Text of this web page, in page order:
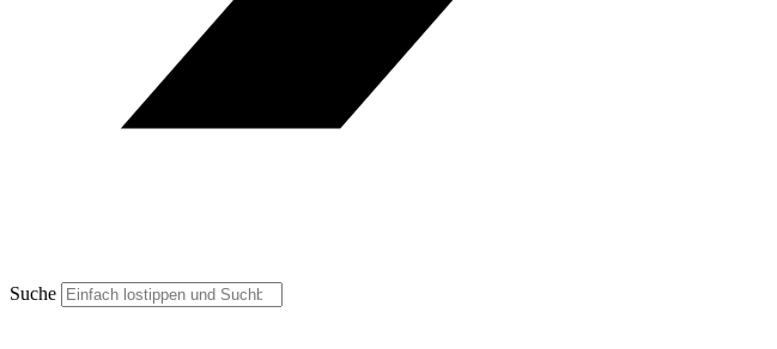
Suche